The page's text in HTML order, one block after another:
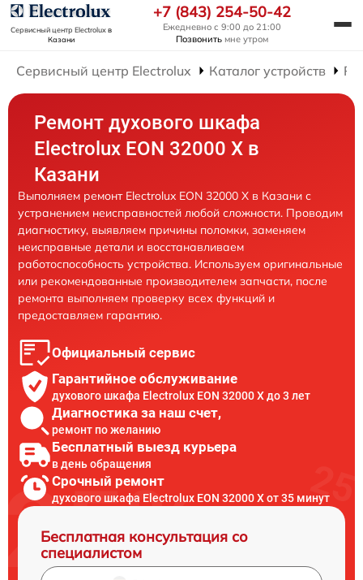
Сервисный центр Electroluxв
Казани
+7 (843) 254-50-42
Ежедневно с 9:00 до 21:00
Позвонить мне утром
Сервисный центр Electrolux Каталог устройств
Ремонт духового шкафа
Electrolux EON 32000 X в
Казани
Выполняем ремонт Electrolux EON 32000 X в Казани с
устранением неисправностей любой сложности. Проводим
диагностику, выявляем причины поломки, заменяем
неисправные детали и восстанавливаем
работоспособность устройства. Используем оригинальные
или рекомендованные производителем запчасти, после
ремонта выполняем проверку всех функций и
предоставляем гарантию.
Официальный сервис
Гарантийное обслуживание
духового шкафа Electrolux EON 32000 X до 3 лет
Диагностика за наш счет,
ремонт по желанию
Бесплатный выезд курьера
в день обращения
Срочный ремонт
духового шкафа Electrolux EON 32000 X от 35 минут
Бесплатная консультация со
специалистом